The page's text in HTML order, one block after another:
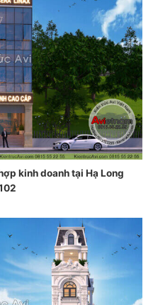
kinh doanh tại Hạ Long